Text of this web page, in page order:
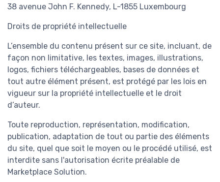
38 avenue John F. Kennedy, L-1855 Luxembourg
Droits de propriété intellectuelle
L’ensemble du contenu présent sur ce site, incluant, de
façon non limitative, les textes, images, illustrations,
logos, fichiers téléchargeables, bases de données et
tout autre élément présent, est protégé par les lois en
vigueur sur la propriété intellectuelle et le droit
d’auteur.
Toute reproduction, représentation, modification,
publication, adaptation de tout ou partie des éléments
du site, quel que soit le moyen ou le procédé utilisé, est
interdite sans l'autorisation écrite préalable de
Marketplace Solution.